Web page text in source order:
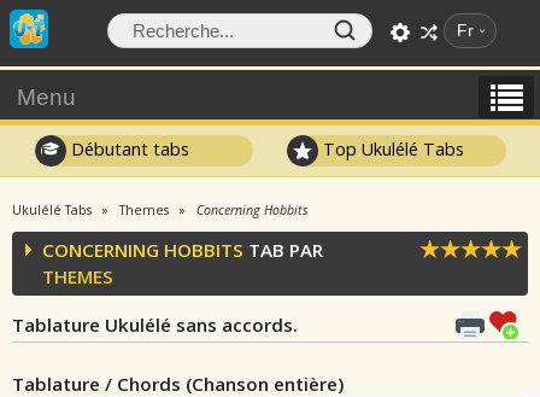
Fr
Menu
Débutant tabs Top Ukulélé Tabs
Ukulélé Tabs Themes Concerning Hobbits
CONCERNING HOBBITS TAB PAR
THEMES
Tablature Ukulélé sans accords.
Tablature / Chords (Chanson entière)